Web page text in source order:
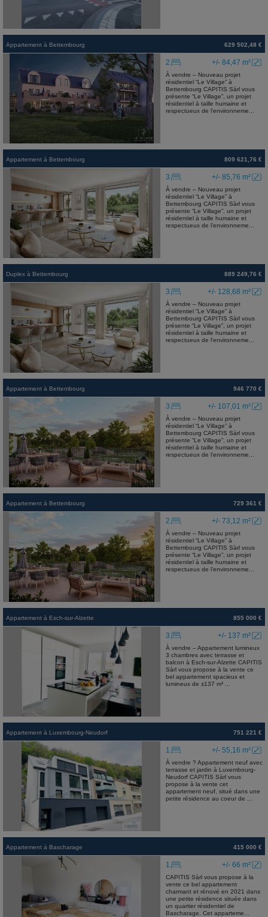
Appartement à Bettembourg 629 502,48 €
+/- 84,47 m²
2
À vendre – Nouveau projet
résidentiel “Le Village” à
Bettembourg CAPITIS Sàrl vous
présente “Le Village”, un projet
résidentiel à taille humaine et
respectueux de l’environneme...
Appartement à Bettembourg 809 621,76 €
+/- 85,76 m²
3
À vendre – Nouveau projet
résidentiel “Le Village” à
Bettembourg CAPITIS Sàrl vous
présente “Le Village”, un projet
résidentiel à taille humaine et
respectueux de l’environneme...
Duplex à Bettembourg 889 249,76 €
+/- 128,68 m²
3
À vendre – Nouveau projet
résidentiel “Le Village” à
Bettembourg CAPITIS Sàrl vous
présente “Le Village”, un projet
résidentiel à taille humaine et
respectueux de l’environneme...
Appartement à Bettembourg 946 770 €
+/- 107,01 m²
3
À vendre – Nouveau projet
résidentiel “Le Village” à
Bettembourg CAPITIS Sàrl vous
présente “Le Village”, un projet
résidentiel à taille humaine et
respectueux de l’environneme...
Appartement à Bettembourg 729 361 €
+/- 73,12 m²
2
À vendre – Nouveau projet
résidentiel “Le Village” à
Bettembourg CAPITIS Sàrl vous
présente “Le Village”, un projet
résidentiel à taille humaine et
respectueux de l’environneme...
Appartement à Esch-sur-Alzette 855 000 €
+/- 137 m²
3
À vendre – Appartement lumineux
3 chambres avec terrasse et
balcon à Esch-sur-Alzette CAPITIS
Sàrl vous propose à la vente ce
bel appartement spacieux et
lumineux de ±137 m² ...
Appartement à Luxembourg-Neudorf 751 221 €
+/- 55,16 m²
1
À vendre ? Appartement neuf avec
terrasse et jardin à Luxembourg-
Neudorf CAPITIS Sàrl vous
propose à la vente cet
appartement neuf, situé dans une
petite résidence au coeur de ...
Appartement à Bascharage 415 000 €
+/- 66 m²
1
CAPITIS Sàrl vous propose à la
vente ce bel appartement
charmant et rénové en 2021 dans
une petite résidence située dans
un quartier résidentiel de
Bascharage. Cet apparteme...